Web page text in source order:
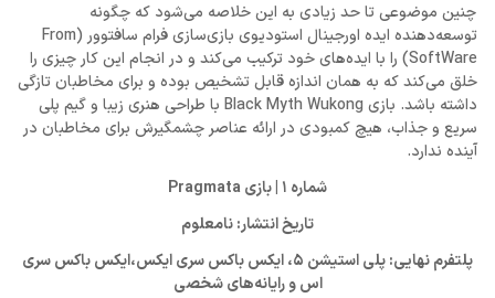
چنین موضوعی تا حد زیادی به این خلاصه می‌شود که چگونه
توسعه‌دهنده ایده اورجینال استودیوی بازی‌سازی فرام سافتوور (From
SoftWare) را با ایده‌های خود ترکیب می‌کند و در انجام این کار چیزی را
خلق می‌کند که به همان اندازه قابل تشخیص بوده و برای مخاطبان تازگی
داشته باشد. بازی
Black Myth Wukong با طراحی هنری زیبا و گیم پلی
سریع و جذاب، هیچ کمبودی در ارائه عناصر چشمگیرش برای مخاطبان در
آینده ندارد.
شماره 1 | بازی Pragmata
تاریخ انتشار: نامعلوم
پلتفرم نهایی: پلی استیشن 5، ایکس باکس سری ایکس،‌ایکس باکس سری
اس و رایانه‌های شخصی